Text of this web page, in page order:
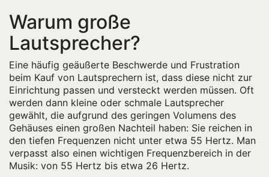
Warum große
Lautsprecher?
Eine häufig geäußerte Beschwerde und Frustration
beim Kauf von Lautsprechern ist, dass diese nicht zur
Einrichtung passen und versteckt werden müssen. Oft
werden dann kleine oder schmale Lautsprecher
gewählt, die aufgrund des geringen Volumens des
Gehäuses einen großen Nachteil haben: Sie reichen in
den tiefen Frequenzen nicht unter etwa 55 Hertz. Man
verpasst also einen wichtigen Frequenzbereich in der
Musik: von 55 Hertz bis etwa 26 Hertz.